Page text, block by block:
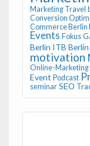
Marketing Travel
Conversion
Commerce Berlin
Events Fokus
Berlin ITB
motivation
Online-Marketing
Event Podcast
seminar SEO